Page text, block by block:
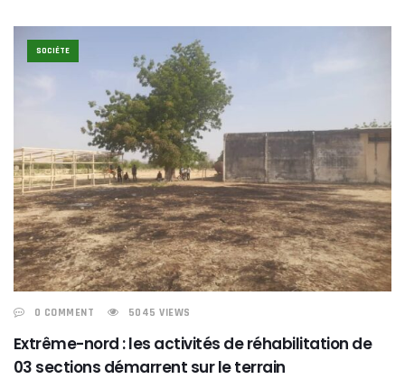
SOCIÉTE
0 COMMENT 5045 VIEWS
Extrême-nord : les activités de réhabilitation de
03 sections démarrent sur le terrain